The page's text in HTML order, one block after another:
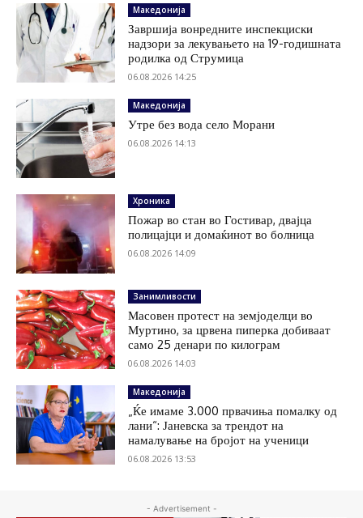
Македонија
Завршија вонредните инспекциски
надзори за лекувањето на 19-годишната
родилка од Струмица
06.08.2026 14:25
Македонија
Утре без вода село Морани
06.08.2026 14:13
Хроника
Пожар во стан во Гостивар, двајца
полицајци и домаќинот во болница
06.08.2026 14:09
Занимливости
Масовен протест на земјоделци во
Муртино, за црвена пиперка добиваат
само 25 денари по килограм
06.08.2026 14:03
Македонија
„Ќе имаме 3.000 првачиња помалку од
лани“: Јаневска за трендот на
намалување на бројот на ученици
06.08.2026 13:53
- Advertisement -